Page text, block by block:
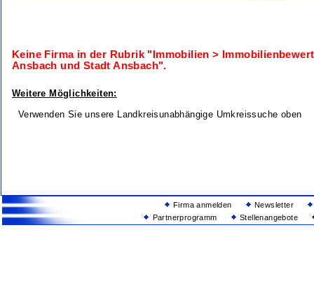
Keine Firma in der Rubrik "Immobilien >
Ansbach und Stadt Ansbach".
Weitere Möglichkeiten:
Verwenden Sie unsere Landkreisunabhängige Umkreissuche oben
Firma anmelden
Newsletter
Partnerprogramm
Stellenangebote